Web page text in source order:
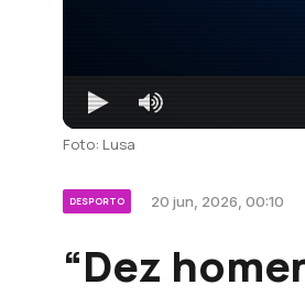
Foto: Lusa
DESPORTO 20 jun, 2026, 00:10
“Dez